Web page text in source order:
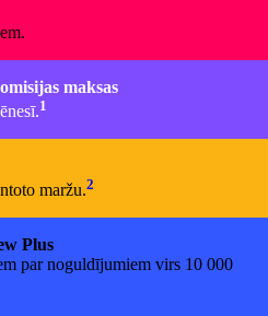
maksas
1
maržu.2
Plus
par noguldījumiem virs 10 000